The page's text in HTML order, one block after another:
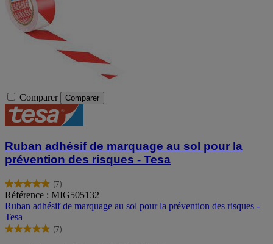
Comparer Comparer
Ruban adhésif de marquage au sol pour la
prévention des risques - Tesa
(7)
4.9
sur
5
étoiles.
7
Référence : MIG505132
Ruban adhésif de marquage au sol pour la prévention des risques -
Tesa
(7)
4.9